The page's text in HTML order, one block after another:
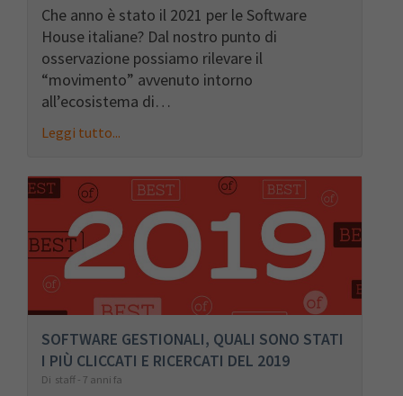
Che anno è stato il 2021 per le Software
House italiane? Dal nostro punto di
osservazione possiamo rilevare il
“movimento” avvenuto intorno
all’ecosistema di…
Leggi tutto...
SOFTWARE GESTIONALI, QUALI SONO STATI
I PIÙ CLICCATI E RICERCATI DEL 2019
Di staff - 7 anni fa